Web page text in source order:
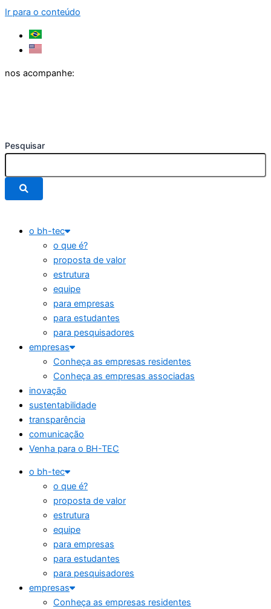
Ir para o conteúdo
nos acompanhe:
Pesquisar
o bh-tec
o que é?
proposta de valor
estrutura
equipe
para empresas
para estudantes
para pesquisadores
empresas
Conheça as empresas residentes
Conheça as empresas associadas
inovação
sustentabilidade
transparência
comunicação
Venha para o BH-TEC
o bh-tec
o que é?
proposta de valor
estrutura
equipe
para empresas
para estudantes
para pesquisadores
empresas
Conheça as empresas residentes